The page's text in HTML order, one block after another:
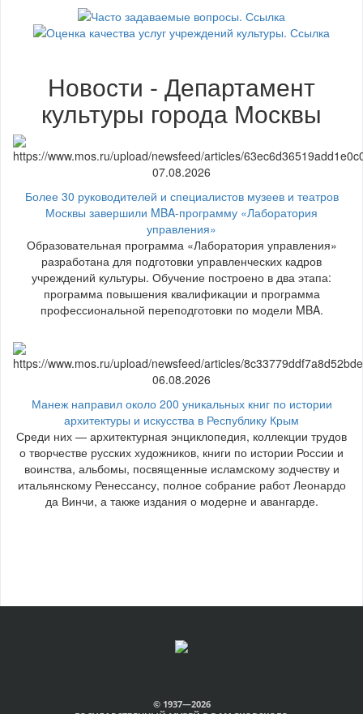
Новости - Департамент
культуры города Москвы
07.08.2026
Более 30 руководителей и специалистов музеев и театров
Москвы завершили MBA-программу «Лаборатория
управления»
Образовательная программа «Лаборатория управления»
разработана для подготовки управленческих кадров
учреждений культуры. Обучение построено в два этапа:
программа повышения квалификации и программа
профессиональной переподготовки по модели MBA.
06.08.2026
Манеж направил около 200 уникальных книг по истории
архитектуры и искусства в Республику Крым
Среди них — архитектурная энциклопедия, коллекции трудов
о творчестве русских художников, книги по истории России и
воинства, альбомы, посвященные исламскому зодчеству и
итальянскому Ренессансу, полное собрание работ Леонардо
да Винчи, а также издания о модерне и авангарде.
© 1937—2026